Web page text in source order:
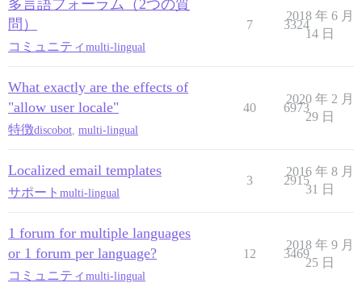
多言語フォーラム（2つの質
問）
コミュニティ multi-lingual
7 3324
2018 年 6 月
14 日
What exactly are the effects of
"allow user locale"
特徴discobot multi-lingual
40 6973
2020 年 2 月
29 日
Localized email templates
サポート multi-lingual
3 2915
2016 年 8 月
31 日
1 forum for multiple languages
or 1 forum per language?
コミュニティ multi-lingual
12 3469
2018 年 9 月
25 日